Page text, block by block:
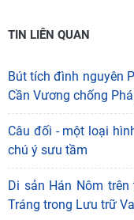
TIN LIÊN QUAN
Bút tích đình nguyên
Cần Vương chống
Câu đối - một loại
chú ý sưu tầm
Di sản Hán Nôm
Tráng trong Lưu trữ